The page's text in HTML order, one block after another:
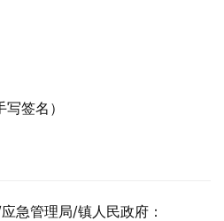
签名）
急管理局/镇人民政府：